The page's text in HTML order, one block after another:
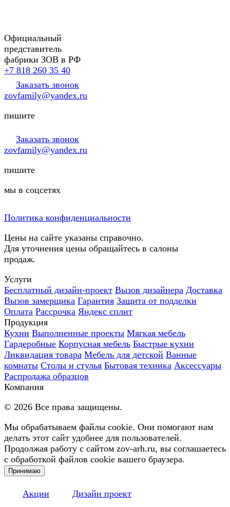
Официальный
представитель
фабрики ЗОВ в РФ
+7 818 260 35 40
Заказать звонок
zovfamily@yandex.ru
пишите
Заказать звонок
zovfamily@yandex.ru
пишите
мы в соцсетях
Политика конфиденциальности
Цены на сайте указаны справочно.
Для уточнения цены обращайтесь в салоны
продаж.
Услуги
Бесплатный дизайн-проект Вызов дизайнера Доставка
Вызов замерщика Гарантия Защита от подделки
Оплата Рассрочка Яндекс сплит
Продукция
Кухни Выполненные проекты Мягкая мебель
Гардеробные Корпусная мебель Быстрые кухни
Ликвидация товара Мебель для детской Ванные
комнаты Столы и стулья Бытовая техника Аксессуары
Распродажа образцов
Компания
© 2026 Все права защищены.
Мы обрабатываем файлы cookie. Они помогают нам
делать этот сайт удобнее для пользователей.
Продолжая работу с сайтом zov-arh.ru, вы соглашаетесь
с обработкой файлов cookie вашего браузера.
Принимаю
Акции Дизайн проект